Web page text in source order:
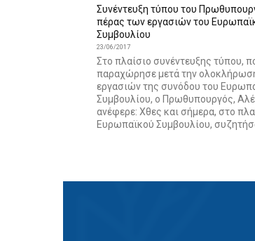
Συνέντευξη τύπου του
πέρας των εργασιών του
Συμβουλίου
23/06/2017
Στο πλαίσιο συνέντευξης τύπου,
παραχώρησε μετά την
εργασιών της συνόδου του
Συμβουλίου, ο Πρωθυπουργός,
ανέφερε: Χθες και σήμερα, στο
Ευρωπαϊκού Συμβουλίου,